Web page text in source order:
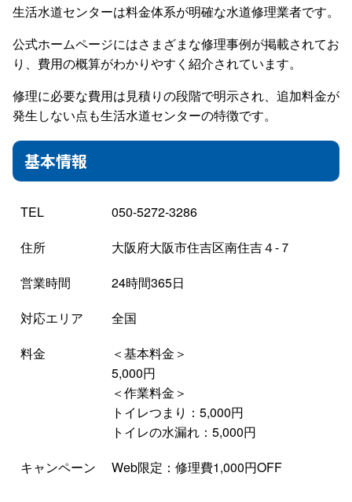
生活水道センターは料金体系が明確な水道修理業者です。
公式ホームページにはさまざまな修理事例が掲載されてお
り、費用の概算がわかりやすく紹介されています。
修理に必要な費用は見積りの段階で明示され、追加料金が
発生しない点も生活水道センターの特徴です。
基本情報
TEL
050-5272-3286
住所
大阪府大阪市住吉区南住吉４-７
営業時間
24時間365日
対応エリア
全国
料金
＜基本料金＞
5,000円
＜作業料金＞
トイレつまり：5,000円
トイレの水漏れ：5,000円
キャンペーン
Web限定：修理費1,000円OFF